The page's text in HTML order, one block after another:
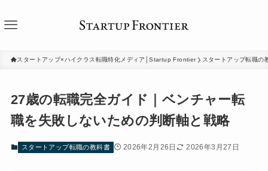
スタートアップ×ハイクラス転職特化メディア│Startup Frontier スタートアップ転職の
27歳の転職完全ガイド｜ベンチャー転
職を失敗しないための判断軸と戦略
スタートアップ転職の教科書 2026年2月26日 2026年3月27日